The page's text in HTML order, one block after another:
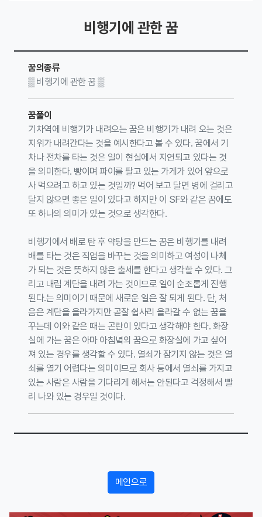
비행기에 관한 꿈
꿈의종류
▒ 비행기에 관한 꿈 ▒
꿈풀이
기차역에 비행기가 내려오는 꿈은 비행기가 내려 오는 것은
지위가 내려간다는 것을 예시한다고 볼 수 있다. 꿈에서 기
차나 전차를 타는 것은 일이 현실에서 지연되고 있다는 것
을 의미한다. 빵이며 파이를 팔고 있는 가게가 있어 앞으로
사 먹으려고 하고 있는 것일까? 먹어 보고 달면 병에 걸리고
달지 않으면 좋은 일이 있다고 하지만 이 SF와 같은 꿈에도
또 하나의 의미가 있는 것으로 생각한다.
비행기에서 배로 탄 후 약탕을 만드는 꿈은 비행기를 내려
배를 타는 것은 직업을 바꾸는 것을 의미하고 여성이 나체
가 되는 것은 뜻하지 않은 출세를 한다고 생각할 수 있다. 그
리고 내림 계단을 내려 가는 것이므로 일이 순조롭게 진행
된다.는 의미이기 때문에 새로운 일은 잘 되게 된다. 단, 처
음은 계단을 올라가지만 곧잘 쉽사리 올라갈 수 없는 꿈을
꾸는데 이와 같은 때는 곤란이 있다고 생각해야 한다. 화장
실에 가는 꿈은 아마 아침녘의 꿈으로 화장실에 가고 싶어
져 있는 경우를 생각할 수 있다. 열쇠가 잠기지 않는 것은 열
쇠를 열기 어렵다는 의미이므로 회사 등에서 열쇠를 가지고
있는 사람은 사람을 기다리게 해서는 안된다고 걱정해서 빨
리 나와 있는 경우일 것이다.
메인으로